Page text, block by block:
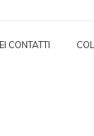
CONTATTI